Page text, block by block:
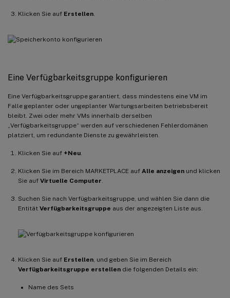
Klicken Sie auf Erstellen
Eine Verfügbarkeitsgruppe konfigurieren
Eine Verfügbarkeitsgruppe garantiert, dass mindestens eine VM im
Falle geplanter oder ungeplanter Wartungsarbeiten betriebsbereit
bleibt. Zwei oder mehr VMs innerhalb derselben
„Verfügbarkeitsgruppe“ werden auf verschiedenen Fehlerdomänen
platziert, um redundante Dienste zu gewährleisten.
Klicken Sie auf +Neu
Klicken Sie im Bereich MARKETPLACE auf Alle anzeigen und klicken
Sie auf Virtuelle Computer
Suchen Sie nach Verfügbarkeitsgruppe, und wählen Sie dann die
Entität Verfügbarkeitsgruppe aus der angezeigten Liste aus.
Klicken Sie auf Erstellen , und geben Sie im Bereich
Verfügbarkeitsgruppe erstellen die folgenden Details ein:
Name des Sets